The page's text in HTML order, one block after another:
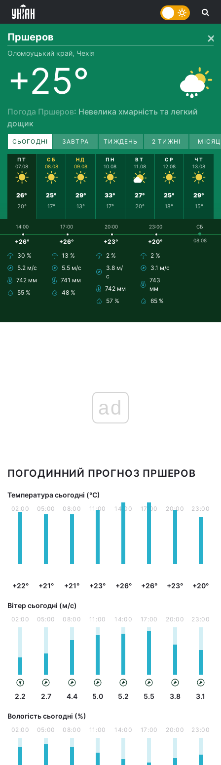
Пршеров
Оломоуцький край, Чехія
+25°
Погода Пршеров: Невелика хмарність та легкий
дощик
СЬОГОДНІ ЗАВТРА ТИЖДЕНЬ 2 ТИЖНІ
ПТ
07.08
26°
20°
СБ
08.08
25°
17°
НД
09.08
29°
13°
ПН
10.08
33°
17°
ВТ
11.08
27°
20°
СР
12.08
25°
18°
ЧТ
13.08
29°
15°
14:00
+26°
30 %
5.2 м/с
742 мм
55 %
17:00
+26°
13 %
5.5 м/с
741 мм
48 %
20:00
+23°
2 %
3.8 м/
с
742 мм
57 %
23:00
+20°
2 %
3.1 м/с
743
мм
65 %
СБ
08.08
ad
ПОГОДИННИЙ ПРОГНОЗ ПРШЕРОВ
Температура сьогодні (°С)
02:00
+22°
05:00
+21°
08:00
+21°
11:00
+23°
14:00
+26°
17:00
+26°
20:00
+23°
23:00
+20°
Вітер сьогодні (м/с)
02:00
2.2
05:00
2.7
08:00
4.4
11:00
5.0
14:00
5.2
17:00
5.5
20:00
3.8
23:00
3.1
Вологість сьогодні (%)
02:00 05:00 08:00 11:00 14:00 17:00 20:00 23:00